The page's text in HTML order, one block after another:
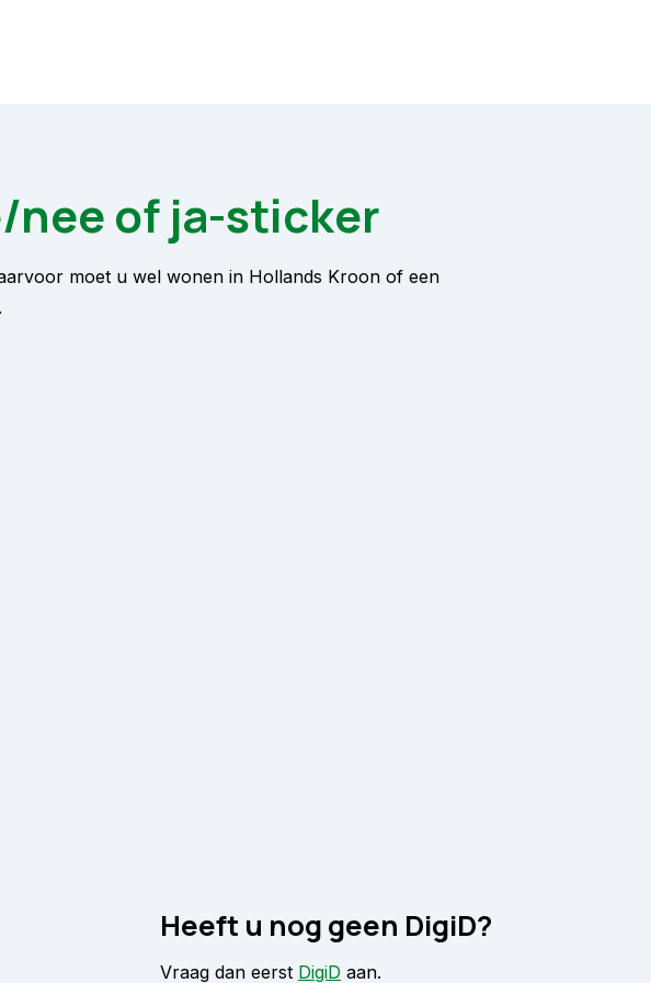
nee of ja-sticker
moet u wel wonen in Hollands Kroon of een
Heeft u nog geen DigiD?
Vraag dan eerst DigiD aan.